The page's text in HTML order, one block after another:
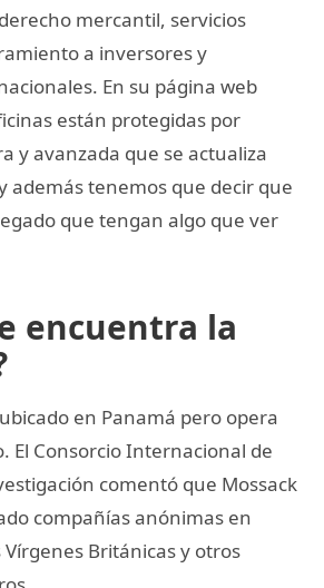
mercantil, servicios
a inversores y
En su página web
están protegidas por
y avanzada que se actualiza
además tenemos que decir que
que tengan algo que ver
encuentra la
en Panamá pero opera
El Consorcio Internacional de
comentó que Mossack
compañías anónimas en
Vírgenes Británicas y otros